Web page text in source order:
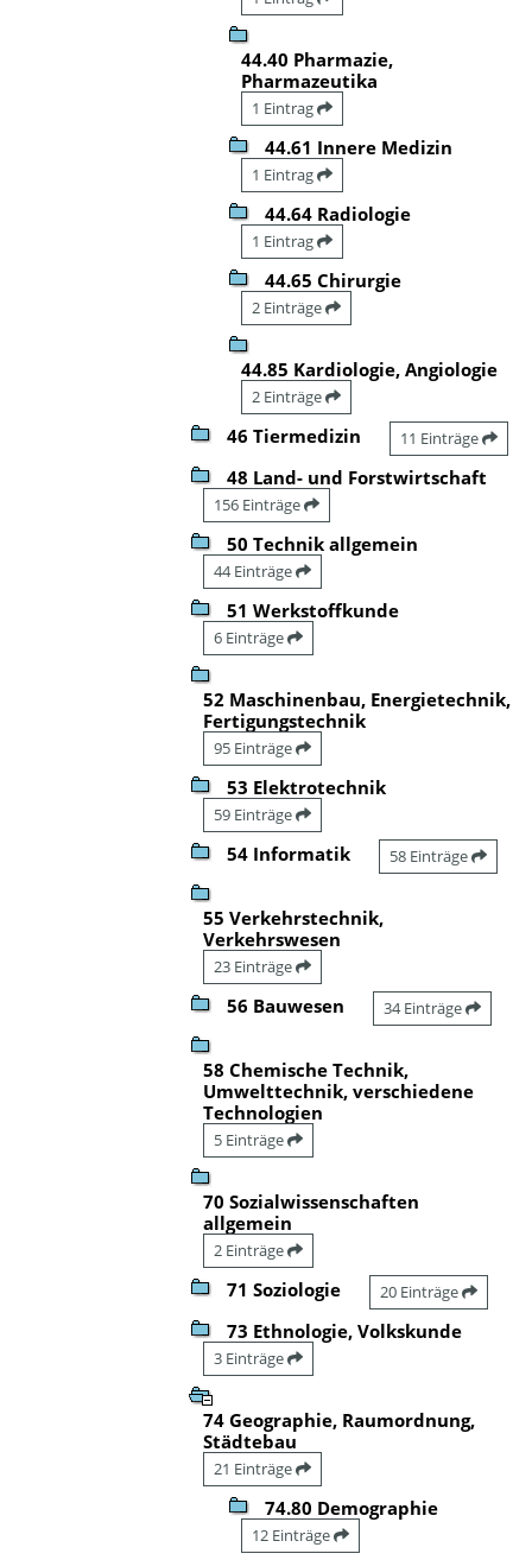
44.40 Pharmazie,
Pharmazeutika
1 Eintrag
44.61 Innere Medizin
1 Eintrag
44.64 Radiologie
1 Eintrag
44.65 Chirurgie
2 Einträge
44.85 Kardiologie, Angiologie
2 Einträge
46 Tiermedizin 11 Einträge
48 Land- und Forstwirtschaft
156 Einträge
50 Technik allgemein
44 Einträge
51 Werkstoffkunde
6 Einträge
52 Maschinenbau, Energietechnik,
Fertigungstechnik
95 Einträge
53 Elektrotechnik
59 Einträge
54 Informatik 58 Einträge
55 Verkehrstechnik,
Verkehrswesen
23 Einträge
56 Bauwesen 34 Einträge
58 Chemische Technik,
Umwelttechnik, verschiedene
Technologien
5 Einträge
70 Sozialwissenschaften
allgemein
2 Einträge
71 Soziologie 20 Einträge
73 Ethnologie, Volkskunde
3 Einträge
74 Geographie, Raumordnung,
Städtebau
21 Einträge
74.80 Demographie
12 Einträge